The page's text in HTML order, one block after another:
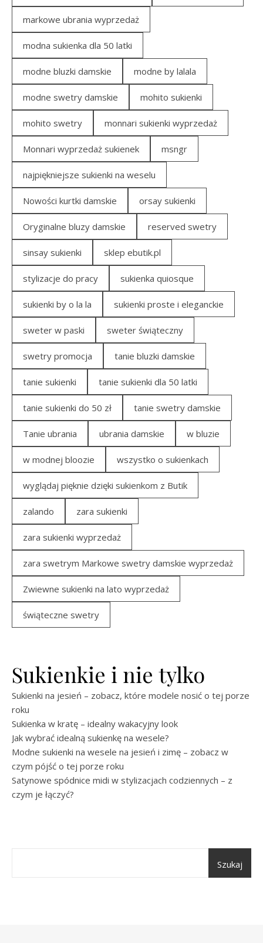
markowe ubrania wyprzedaż
modna sukienka dla 50 latki
modne bluzki damskie modne by lalala
modne swetry damskie mohito sukienki
mohito swetry monnari sukienki wyprzedaż
Monnari wyprzedaż sukienek msngr
najpiękniejsze sukienki na weselu
Nowości kurtki damskie orsay sukienki
Oryginalne bluzy damskie reserved swetry
sinsay sukienki sklep ebutik.pl
stylizacje do pracy sukienka quiosque
sukienki by o la la sukienki proste i eleganckie
sweter w paski sweter świąteczny
swetry promocja tanie bluzki damskie
tanie sukienki tanie sukienki dla 50 latki
tanie sukienki do 50 zł tanie swetry damskie
Tanie ubrania ubrania damskie w bluzie
w modnej bloozie wszystko o sukienkach
wyglądaj pięknie dzięki sukienkom z Butik
zalando zara sukienki
zara sukienki wyprzedaż
zara swetrym Markowe swetry damskie wyprzedaż
Zwiewne sukienki na lato wyprzedaż
świąteczne swetry
Sukienkie i nie tylko
Sukienki na jesień – zobacz, które modele nosić o tej porze
roku
Sukienka w kratę – idealny wakacyjny look
Jak wybrać idealną sukienkę na wesele?
Modne sukienki na wesele na jesień i zimę – zobacz w
czym pójść o tej porze roku
Satynowe spódnice midi w stylizacjach codziennych – z
czym je łączyć?
Szukaj